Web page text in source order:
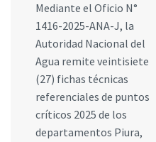
Mediante el Oficio N°
1416-2025-ANA-J, la
Autoridad Nacional del
Agua remite veintisiete
(27) fichas técnicas
referenciales de puntos
críticos 2025 de los
departamentos Piura,